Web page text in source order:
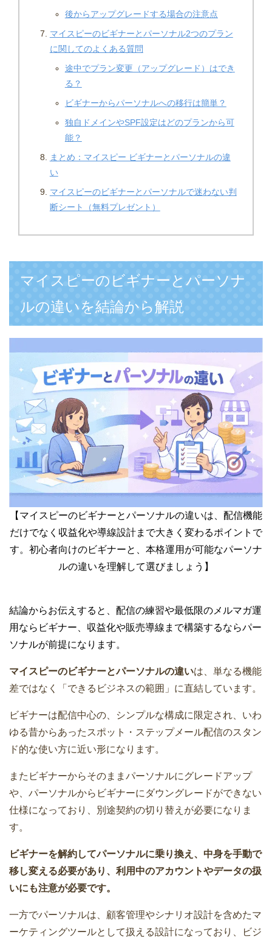
後からアップグレードする場合の注意点
マイスピーのビギナーとパーソナル2つのプラン
に関してのよくある質問
途中でプラン変更（アップグレード）はでき
る？
ビギナーからパーソナルへの移行は簡単？
独自ドメインやSPF設定はどのプランから可
能？
まとめ：マイスピー ビギナーとパーソナルの違
い
マイスピーのビギナーとパーソナルで迷わない判
断シート（無料プレゼント）
マイスピーのビギナーとパーソナ
ルの違いを結論から解説
【マイスピーのビギナーとパーソナルの違いは、配信機能
だけでなく収益化や導線設計まで大きく変わるポイントで
す。初心者向けのビギナーと、本格運用が可能なパーソナ
ルの違いを理解して選びましょう】
結論からお伝えすると、配信の練習や最低限のメルマガ運
用ならビギナー、収益化や販売導線まで構築するならパー
ソナルが前提になります。
マイスピーのビギナーとパーソナルの違いは、単なる機能
差ではなく「できるビジネスの範囲」に直結しています。
ビギナーは配信中心の、シンプルな構成に限定され、いわ
ゆる昔からあったスポット・ステップメール配信のスタン
ド的な使い方に近い形になります。
またビギナーからそのままパーソナルにグレードアップ
や、パーソナルからビギナーにダウングレードができない
仕様になっており、別途契約の切り替えが必要になりま
す。
ビギナーを解約してパーソナルに乗り換え、中身を手動で
移し変える必要があり、利用中のアカウントやデータの扱
いにも注意が必要です。
一方でパーソナルは、顧客管理やシナリオ設計を含めたマ
ーケティングツールとして扱える設計になっており、ビジ